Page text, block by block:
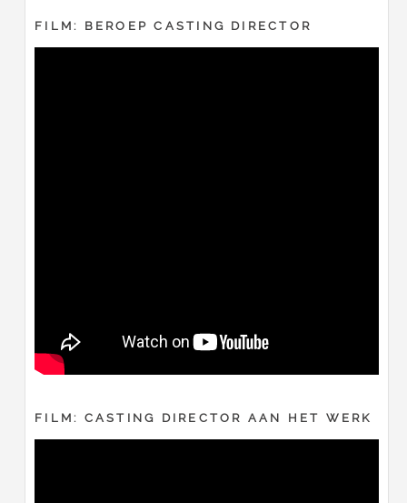
FILM: BEROEP CASTING DIRECTOR
FILM: CASTING DIRECTOR AAN HET WERK